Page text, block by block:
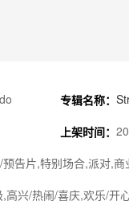
专辑名称：
上架时间：
告片,特别场合,派对,
兴/热闹/喜庆,欢乐/开